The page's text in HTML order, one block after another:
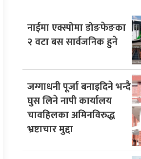
नाईमा एक्स्पोमा डोङफेङका
२ वटा बस सार्वजनिक हुने
जग्गाधनी पूर्जा बनाइदिने भन्दै
घुस लिने नापी कार्यालय
चावहिलका अमिनविरुद्ध
भ्रष्टाचार मुद्दा